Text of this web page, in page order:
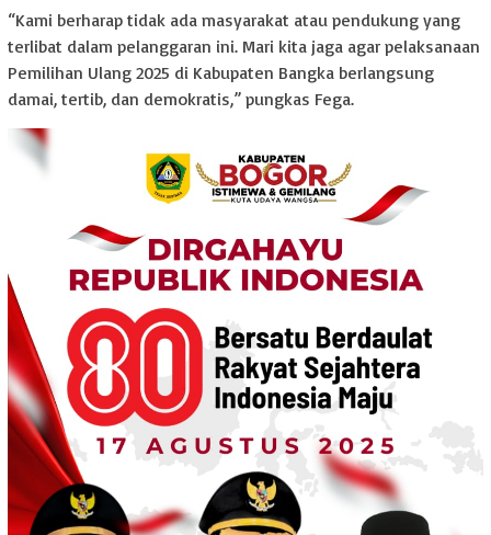
“Kami berharap tidak ada masyarakat atau pendukung yang
terlibat dalam pelanggaran ini. Mari kita jaga agar pelaksanaan
Pemilihan Ulang 2025 di Kabupaten Bangka berlangsung
damai, tertib, dan demokratis,” pungkas Fega.